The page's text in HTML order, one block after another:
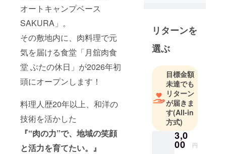
オートキャンプベース
SAKURA」。
その敷地内に、肉料理で元
気を届ける食堂「月舘肉食
堂 ぶたの休日」が2026年初
頭にオープンします！
料理人歴20年以上、和洋の
技術を活かした
『“肉の力”で、地域の笑顔
と活力を育てたい。』
町ではキャ
ンプ場を経
営する料理
和食・洋食
ともに経験
を積み、料
理の道を歩
んで20年以
上が経ちま
した。
リターンを
選ぶ
目標金額
未達でも
リターン
が届きま
す(All-in
方式)
3,0
00 円